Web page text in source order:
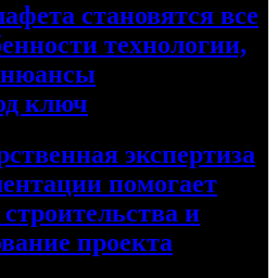
становятся все
технологии,
ключ
экспертиза
помогает
и
проекта